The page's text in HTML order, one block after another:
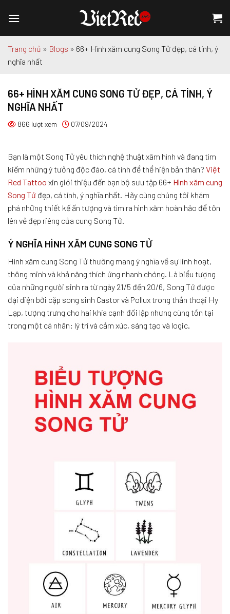
đến
dungTrang chủ » Blogs » 66+ Hình xăm cung Song Tử đẹp, cá tính, ý
nghĩa nhất
66+ HÌNH XĂM CUNG SONG TỬ ĐẸP, CÁ TÍNH, Ý
NGHĨA NHẤT
866 lượt xem 07/09/2024
Bạn là một Song Tử yêu thích nghệ thuật xăm hình và đang tìm
kiếm những ý tưởng độc đáo, cá tính để thể hiện bản thân? Việt
Red Tattoo xin giới thiệu đến bạn bộ sưu tập 66+ Hình xăm cung
Song Tử đẹp, cá tính, ý nghĩa nhất. Hãy cùng chúng tôi khám
phá những thiết kế ấn tượng và tìm ra hình xăm hoàn hảo để tôn
lên vẻ đẹp riêng của cung Song Tử.
Ý NGHĨA HÌNH XĂM CUNG SONG TỬ
Hình xăm cung Song Tử thường mang ý nghĩa về sự linh hoạt,
thông minh và khả năng thích ứng nhanh chóng. Là biểu tượng
của những người sinh ra từ ngày 21/5 đến 20/6, Song Tử được
đại diện bởi cặp song sinh Castor và Pollux trong thần thoại Hy
Lạp, tượng trưng cho hai khía cạnh đối lập nhưng cùng tồn tại
trong một cá nhân: lý trí và cảm xúc, sáng tạo và logic.